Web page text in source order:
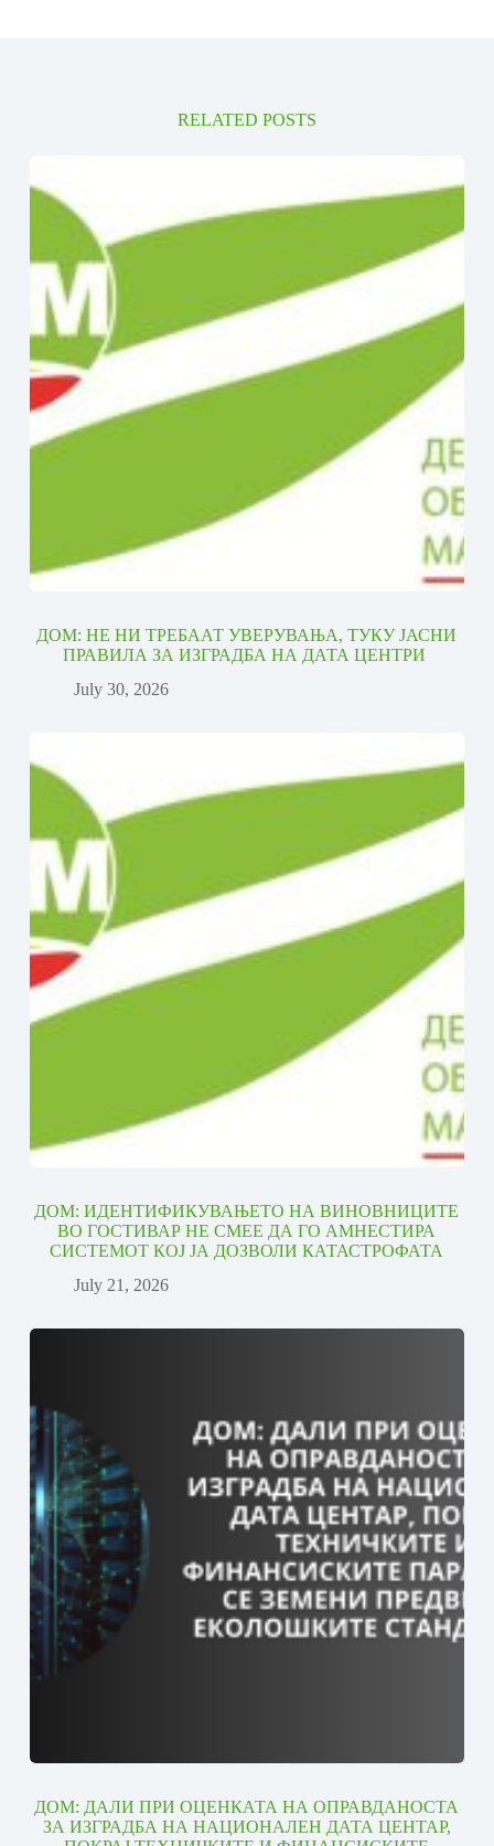
RELATED POSTS
ДОМ: НЕ НИ ТРЕБААТ УВЕРУВАЊА, ТУКУ ЈАСНИ
ПРАВИЛА ЗА ИЗГРАДБА НА ДАТА ЦЕНТРИ
July 30, 2026
ДОМ: ИДЕНТИФИКУВАЊЕТО НА ВИНОВНИЦИТЕ
ВО ГОСТИВАР НЕ СМЕЕ ДА ГО АМНЕСТИРА
СИСТЕМОТ КОЈ ЈА ДОЗВОЛИ КАТАСТРОФАТА
July 21, 2026
ДОМ: ДАЛИ ПРИ ОЦЕНКАТА НА ОПРАВДАНОСТА
ЗА ИЗГРАДБА НА НАЦИОНАЛЕН ДАТА ЦЕНТАР,